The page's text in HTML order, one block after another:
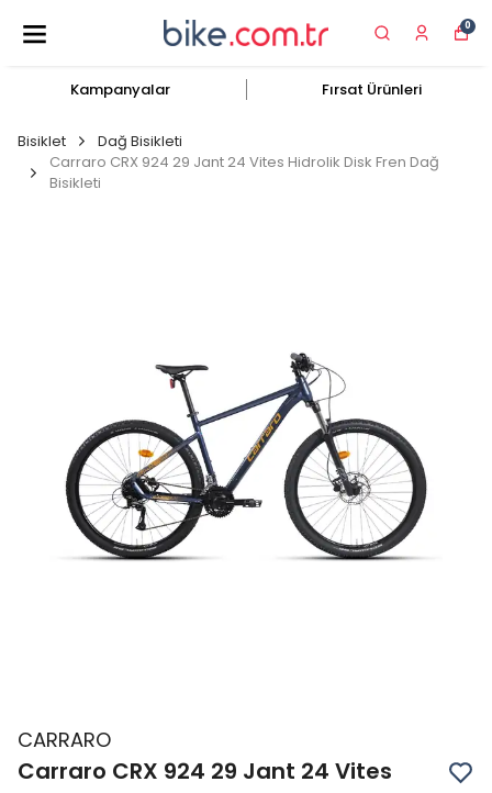
0
Kampanyalar Fırsat Ürünleri
Bisiklet
Dağ Bisikleti
Carraro CRX 924 29 Jant 24 Vites Hidrolik Disk Fren Dağ
Bisikleti
CARRARO
Carraro CRX 924 29 Jant 24 Vites